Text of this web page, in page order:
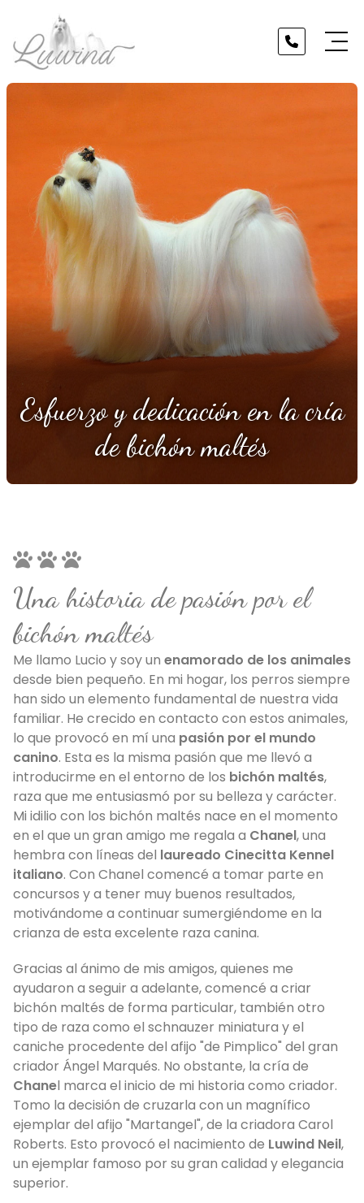
Esfuerzo y dedicación en la cría
de bichón maltés
Una historia de pasión por el
bichón maltés
Me llamo Lucio y soy un enamorado de los animales
desde bien pequeño. En mi hogar, los perros siempre
han sido un elemento fundamental de nuestra vida
familiar. He crecido en contacto con estos animales,
lo que provocó en mí una pasión por el mundo
canino. Esta es la misma pasión que me llevó a
introducirme en el entorno de los bichón maltés,
raza que me entusiasmó por su belleza y carácter.
Mi idilio con los bichón maltés nace en el momento
en el que un gran amigo me regala a Chanel, una
hembra con líneas del laureado Cinecitta Kennel
italiano. Con Chanel comencé a tomar parte en
concursos y a tener muy buenos resultados,
motivándome a continuar sumergiéndome en la
crianza de esta excelente raza canina.
Gracias al ánimo de mis amigos, quienes me
ayudaron a seguir a adelante, comencé a criar
bichón maltés de forma particular, también otro
tipo de raza como el schnauzer miniatura y el
caniche procedente del afijo "de Pimplico" del gran
criador Ángel Marqués. No obstante, la cría de
Chanel marca el inicio de mi historia como criador.
Tomo la decisión de cruzarla con un magnífico
ejemplar del afijo "Martangel", de la criadora Carol
Roberts. Esto provocó el nacimiento de Luwind Neil,
un ejemplar famoso por su gran calidad y elegancia
superior.